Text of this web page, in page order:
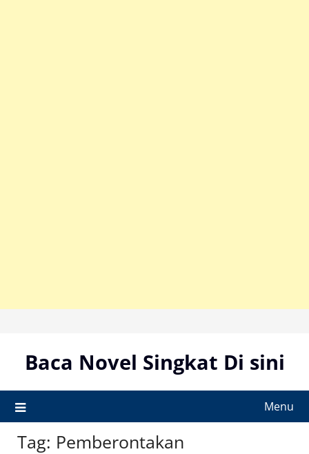
contentBaca Novel Singkat Di sini
Menu
Tag: Pemberontakan